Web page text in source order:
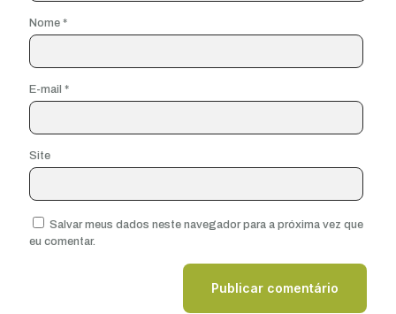
Nome *
E-mail *
Site
Salvar meus dados neste navegador para a próxima vez que
eu comentar.